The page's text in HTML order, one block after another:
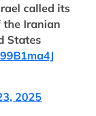
called its
the Iranian
States
2025